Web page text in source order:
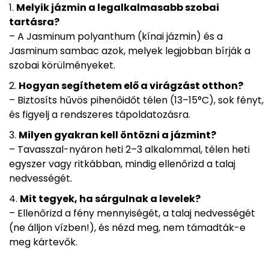
Melyik jázmin a legalkalmasabb szobai
tartásra?
– A Jasminum polyanthum (kínai jázmin) és a
Jasminum sambac azok, melyek legjobban bírják a
szobai körülményeket.
Hogyan segíthetem elő a virágzást otthon?
– Biztosíts hűvös pihenőidőt télen (13–15°C), sok fényt,
és figyelj a rendszeres tápoldatozásra.
Milyen gyakran kell öntözni a jázmint?
– Tavasszal-nyáron heti 2–3 alkalommal, télen heti
egyszer vagy ritkábban, mindig ellenőrizd a talaj
nedvességét.
Mit tegyek, ha sárgulnak a levelek?
– Ellenőrizd a fény mennyiségét, a talaj nedvességét
(ne álljon vízben!), és nézd meg, nem támadták-e
meg kártevők.